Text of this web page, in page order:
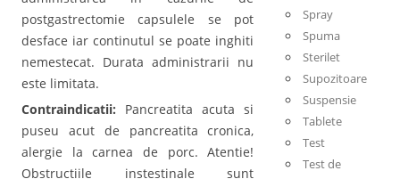
postgastrectomie capsulele se pot
desface iar continutul se poate inghiti
nemestecat. Durata administrarii nu
este limitata.
Contraindicatii: Pancreatita acuta si
puseu acut de pancreatita cronica,
alergie la carnea de porc. Atentie!
Obstructiile instestinale sunt
Spray
Spuma
Sterilet
Supozitoare
Suspensie
Tablete
Test
Test de